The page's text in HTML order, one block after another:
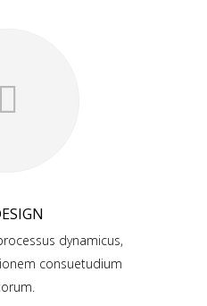
dynamicus,
consuetudium